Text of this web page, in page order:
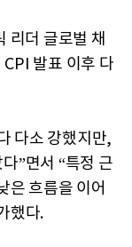
리더 글로벌 채
발표 이후 다
다소 강했지만,
”면서 “특정 근
은 흐름을 이어
했다.